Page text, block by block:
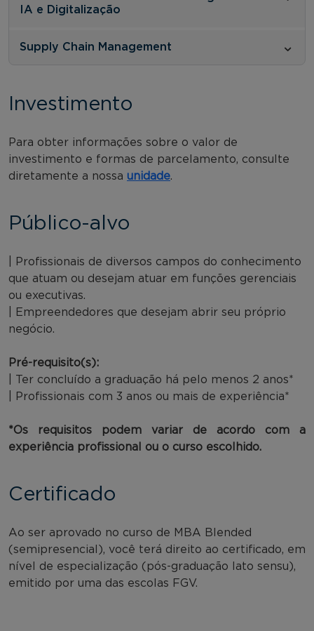
IA e Digitalização
Supply Chain Management
Investimento
Para obter informações sobre o valor de
investimento e formas de parcelamento, consulte
diretamente a nossa unidade.
Público-alvo
| Profissionais de diversos campos do conhecimento
que atuam ou desejam atuar em funções gerenciais
ou executivas.
| Empreendedores que desejam abrir seu próprio
negócio.
Pré-requisito(s):
| Ter concluído a graduação há pelo menos 2 anos*
| Profissionais com 3 anos ou mais de experiência*
*Os requisitos podem variar de acordo com a
experiência profissional ou o curso escolhido.
Certificado
Ao ser aprovado no curso de MBA Blended
(semipresencial), você terá direito ao certificado, em
nível de especialização (pós-graduação lato sensu),
emitido por uma das escolas FGV.